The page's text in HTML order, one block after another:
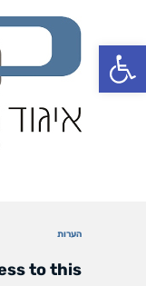
פתח סרגל נגישות
הערות
to this